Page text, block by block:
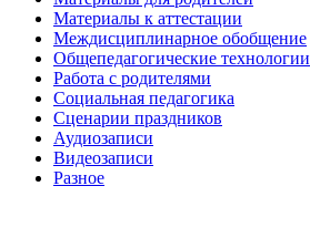
Материалы к аттестации
Междисциплинарное обобщение
Общепедагогические технологии
Работа с родителями
Социальная педагогика
Сценарии праздников
Аудиозаписи
Видеозаписи
Разное